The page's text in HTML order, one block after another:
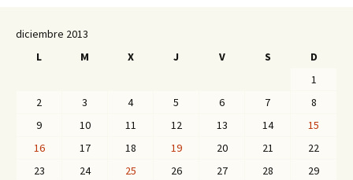
diciembre 2013
L
M X J V S
D
1
2
3 4 5 6 7
8
9
10 11 12 13 14
15
16
17 18 19 20 21
22
23
24 25 26 27 28
29